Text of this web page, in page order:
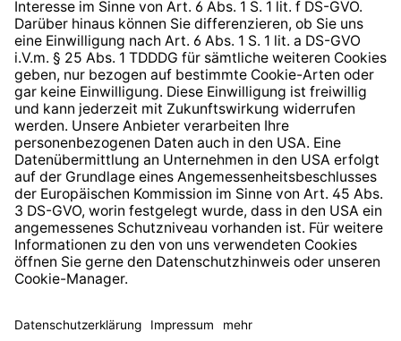
Barrierefreiheit
* Alle Preise inkl. gesetzl. Mehrwertsteuer zzgl.
anders angegeben.